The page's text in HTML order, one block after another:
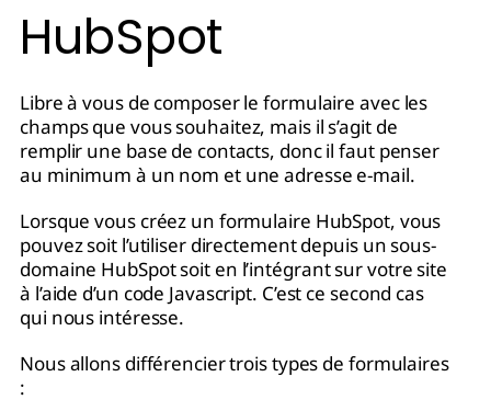
HubSpot
Libre à vous de composer le formulaire avec les
champs que vous souhaitez, mais il s’agit de
remplir une base de contacts, donc il faut penser
au minimum à un nom et une adresse e-mail.
Lorsque vous créez un formulaire HubSpot, vous
pouvez soit l’utiliser directement depuis un sous-
domaine HubSpot soit en l’intégrant sur votre site
à l’aide d’un code Javascript. C’est ce second cas
qui nous intéresse.
Nous allons différencier trois types de formulaires
: